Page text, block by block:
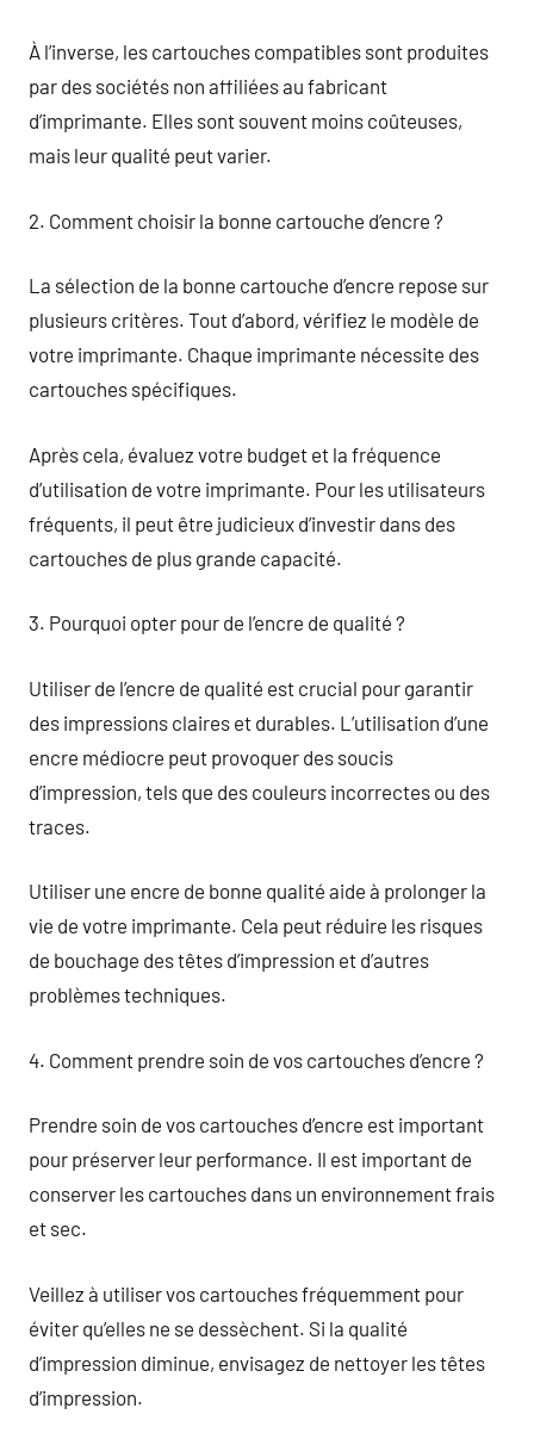
À l’inverse, les cartouches compatibles sont produites
par des sociétés non affiliées au fabricant
d’imprimante. Elles sont souvent moins coûteuses,
mais leur qualité peut varier.
2. Comment choisir la bonne cartouche d’encre ?
La sélection de la bonne cartouche d’encre repose sur
plusieurs critères. Tout d’abord, vérifiez le modèle de
votre imprimante. Chaque imprimante nécessite des
cartouches spécifiques.
Après cela, évaluez votre budget et la fréquence
d’utilisation de votre imprimante. Pour les utilisateurs
fréquents, il peut être judicieux d’investir dans des
cartouches de plus grande capacité.
3. Pourquoi opter pour de l’encre de qualité ?
Utiliser de l’encre de qualité est crucial pour garantir
des impressions claires et durables. L’utilisation d’une
encre médiocre peut provoquer des soucis
d’impression, tels que des couleurs incorrectes ou des
traces.
Utiliser une encre de bonne qualité aide à prolonger la
vie de votre imprimante. Cela peut réduire les risques
de bouchage des têtes d’impression et d’autres
problèmes techniques.
4. Comment prendre soin de vos cartouches d’encre ?
Prendre soin de vos cartouches d’encre est important
pour préserver leur performance. Il est important de
conserver les cartouches dans un environnement frais
et sec.
Veillez à utiliser vos cartouches fréquemment pour
éviter qu’elles ne se dessèchent. Si la qualité
d’impression diminue, envisagez de nettoyer les têtes
d’impression.